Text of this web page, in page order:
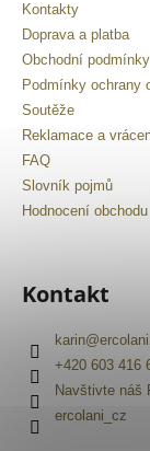
Kontakty
Doprava a platba
Obchodní podmínky
Podmínky ochrany
Soutěže
Reklamace a
FAQ
Slovník pojmů
Hodnocení obchodu
Kontakt
karin@
+420 603 416
Navštivte náš
ercolani_cz